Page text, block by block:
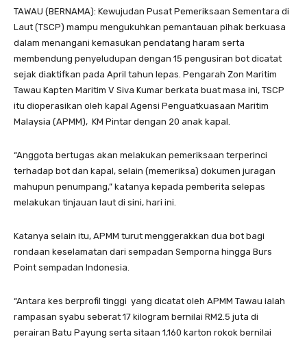
TAWAU (BERNAMA): Kewujudan Pusat Pemeriksaan Sementara di
Laut (TSCP) mampu mengukuhkan pemantauan pihak berkuasa
dalam menangani kemasukan pendatang haram serta
membendung penyeludupan dengan 15 pengusiran bot dicatat
sejak diaktifkan pada April tahun lepas. Pengarah Zon Maritim
Tawau Kapten Maritim V Siva Kumar berkata buat masa ini, TSCP
itu dioperasikan oleh kapal Agensi Penguatkuasaan Maritim
Malaysia (APMM), KM Pintar dengan 20 anak kapal.
“Anggota bertugas akan melakukan pemeriksaan terperinci
terhadap bot dan kapal, selain (memeriksa) dokumen juragan
mahupun penumpang,” katanya kepada pemberita selepas
melakukan tinjauan laut di sini, hari ini.
Katanya selain itu, APMM turut menggerakkan dua bot bagi
rondaan keselamatan dari sempadan Semporna hingga Burs
Point sempadan Indonesia.
“Antara kes berprofil tinggi yang dicatat oleh APMM Tawau ialah
rampasan syabu seberat 17 kilogram bernilai RM2.5 juta di
perairan Batu Payung serta sitaan 1,160 karton rokok bernilai